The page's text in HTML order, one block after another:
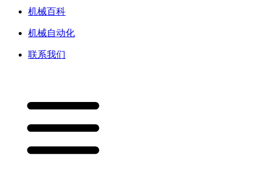
机械百科
机械自动化
联系我们